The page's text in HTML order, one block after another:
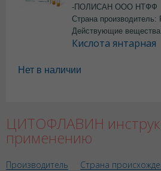
-ПОЛИСАН ООО НТФФ
Страна производитель:
Действующие
Кислота янтарная
Нет в наличии
ЦИТОФЛАВИН
применению
Производитель Страна